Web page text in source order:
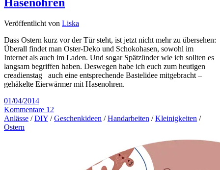
Veröffentlicht von Liska
Dass Ostern kurz vor der Tür steht, ist jetzt nicht mehr zu übersehen:
Überall findet man Oster-Deko und Schokohasen, sowohl im
Internet als auch im Laden. Und sogar Spätzünder wie ich sollten es
langsam begriffen haben. Deswegen habe ich euch zum heutigen
creadienstag auch eine entsprechende Bastelidee mitgebracht –
gehäkelte Eierwärmer mit Hasenohren.
01/04/2014
Kommentare 12
Anlässe /DIY /Geschenkideen /Handarbeiten /Kleinigkeiten /
Ostern